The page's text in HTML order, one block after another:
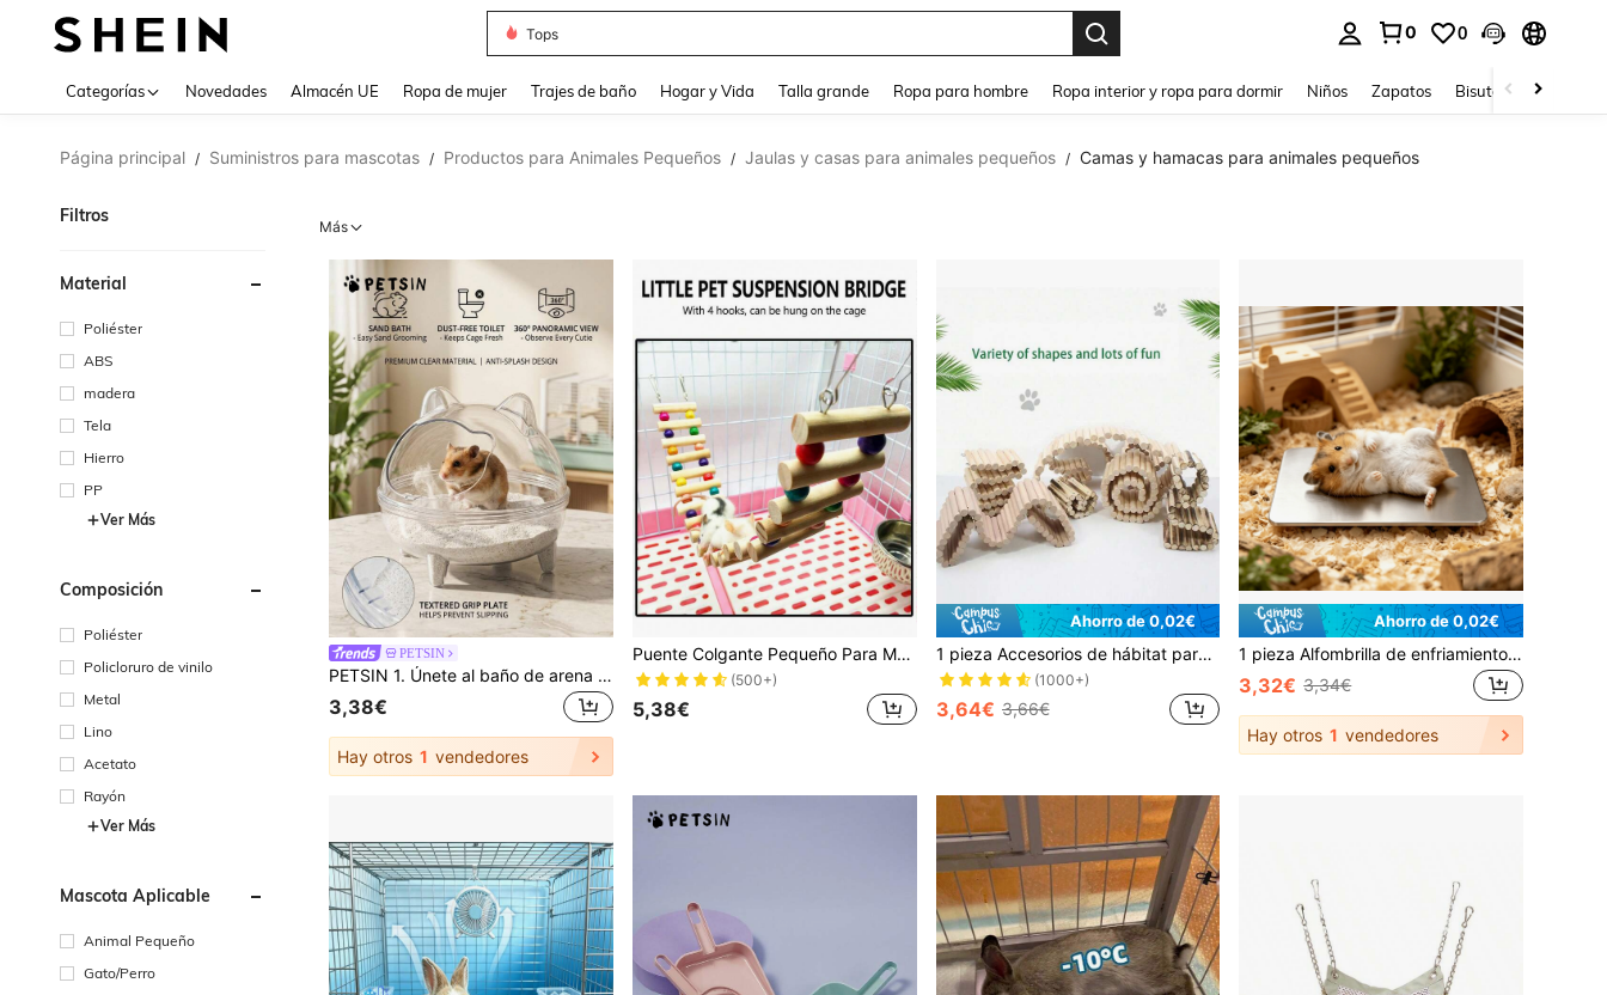
Tops
0 0
Categorías Novedades Almacén UE Ropa de mujer Trajes de baño Hogar y Vida Talla grande Ropa para hombre Ropa interior y ropa para dormir Niños Zapatos Bisutería Y
Página principal / Suministros para mascotas / Productos para Animales Pequeños / Jaulas y casas para animales pequeños / Camas y hamacas para animales pequeños
Filtros
Material
Poliéster
ABS
madera
Tela
Hierro
PP
Ver Más
Composición
Poliéster
Policloruro de vinilo
Metal
Lino
Acetato
Rayón
Ver Más
Mascota Aplicable
Animal Pequeño
Gato/Perro
Más
PETSIN
PETSIN 1. Únete al baño de arena para hámsters, habitación de baño de arena para mascotas, inodoro para animales pequeños, ducha transparente de gran espacio, accesorio de contenedor de baño de arena para jaula de hámsters
3,38€
Hay otros 1 vendedores
Puente Colgante Pequeño Para Mascotas Con Oscilación Para Hámster, Escalera Para Ardilla Voladora Y Nube, Escalera Para Trepar
(500+)
5,38€
Ahorro de 0,02€
1 pieza Accesorios de hábitat para hámster con múltiples tamaños, juguete de oso dorado, valla divisoria de plataforma de dos niveles con tortuga, hámster, pollito y escalera para trepar
(1000+)
3,64€ 3,66€
Ahorro de 0,02€
1 pieza Alfombrilla de enfriamiento de aluminio para pequeñas mascotas hámsteres, fácil de limpiar, almohadilla de disipación de calor, cama para jaula de hámster, accesorio esencial de verano para hámsteres
3,32€ 3,34€
Hay otros 1 vendedores